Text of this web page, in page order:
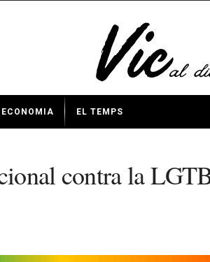
ECONOMIA EL TEMPS
contra la